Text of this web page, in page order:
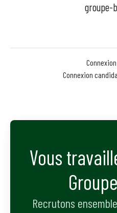
groupe-
Connexion
Vous
Recrutons